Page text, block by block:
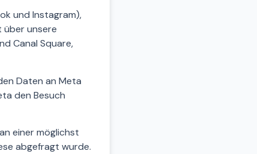
und Instagram),
über unsere
Canal Square,
Daten an Meta
den Besuch
einer möglichst
abgefragt wurde.